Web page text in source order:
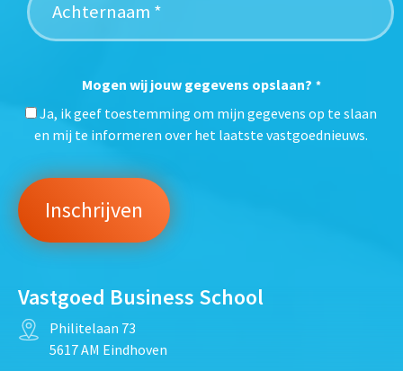
Mogen wij jouw gegevens opslaan? *
Ja, ik geef toestemming om mijn gegevens op te slaan
en mij te informeren over het laatste vastgoednieuws.
Vastgoed Business School
Philitelaan 73
5617 AM Eindhoven